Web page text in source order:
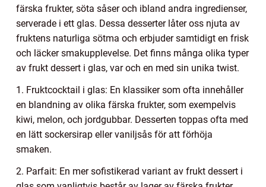
färska frukter, söta såser och ibland andra ingredienser,
serverade i ett glas. Dessa desserter låter oss njuta av
fruktens naturliga sötma och erbjuder samtidigt en frisk
och läcker smakupplevelse. Det finns många olika typer
av frukt dessert i glas, var och en med sin unika twist.
1. Fruktcocktail i glas: En klassiker som ofta innehåller
en blandning av olika färska frukter, som exempelvis
kiwi, melon, och jordgubbar. Desserten toppas ofta med
en lätt sockersirap eller vaniljsås för att förhöja
smaken.
2. Parfait: En mer sofistikerad variant av frukt dessert i